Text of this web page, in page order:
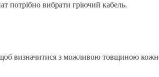
потрібно вибрати гріючий кабель.
щоб визначитися з можливою товщиною